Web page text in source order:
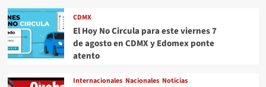
CDMX
El Hoy No Circula para este viernes 7
de agosto en CDMX y Edomex ponte
atento
Internacionales Nacionales Noticias